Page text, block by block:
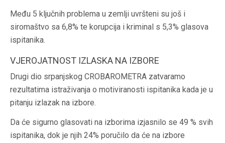
Među 5 ključnih problema u zemlji uvršteni su još i
siromaštvo sa 6,8% te korupcija i kriminal s 5,3% glasova
ispitanika.
VJEROJATNOST IZLASKA NA IZBORE
Drugi dio srpanjskog CROBAROMETRA zatvaramo
rezultatima istraživanja o motiviranosti ispitanika kada je u
pitanju izlazak na izbore.
Da će sigurno glasovati na izborima izjasnilo se 49 % svih
ispitanika, dok je njih 24% poručilo da će na izbore